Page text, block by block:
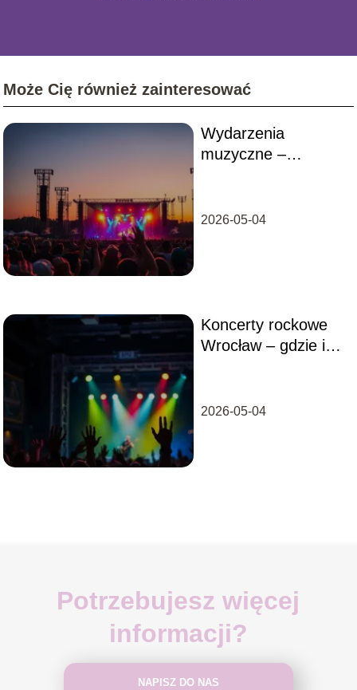
Może Cię również zainteresować
Wydarzenia
muzyczne –
2026-05-04
Koncerty rockowe
Wrocław – gdzie i
2026-05-04
Potrzebujesz więcej
informacji?
NAPISZ DO NAS